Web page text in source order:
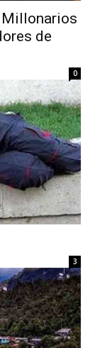
Millonarios
de
0
3